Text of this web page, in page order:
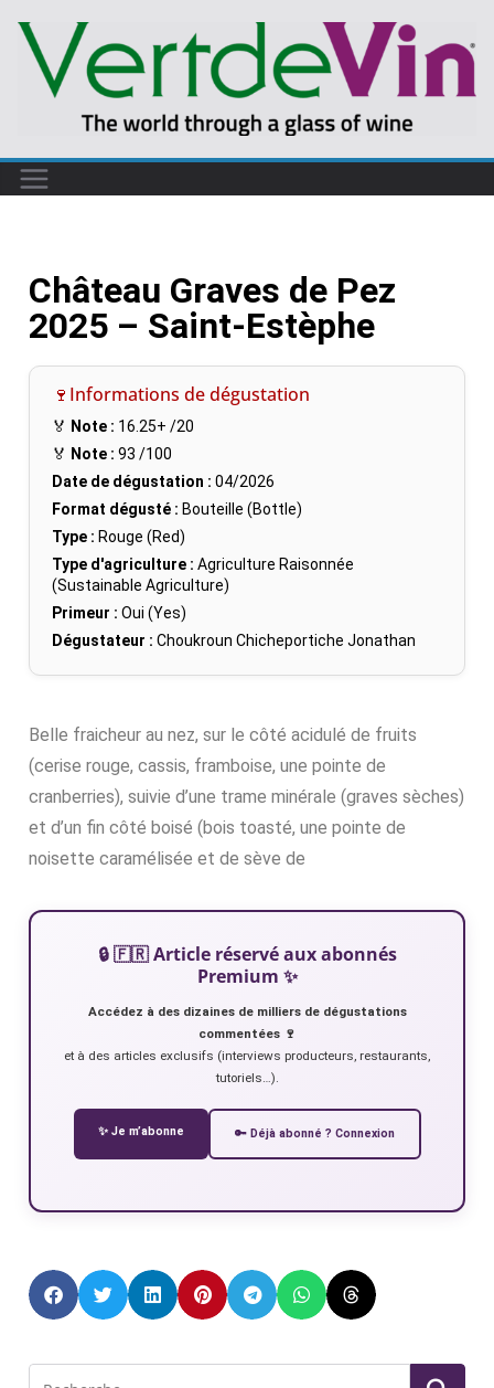
Château Graves de Pez
2025 – Saint-Estèphe
🍷Informations de dégustation
🏅 Note : 16.25+ /20
🏅 Note : 93 /100
Date de dégustation : 04/2026
Format dégusté : Bouteille (Bottle)
Type : Rouge (Red)
Type d'agriculture : Agriculture Raisonnée
(Sustainable Agriculture)
Primeur : Oui (Yes)
Dégustateur : Choukroun Chicheportiche Jonathan
Belle fraicheur au nez, sur le côté acidulé de fruits
(cerise rouge, cassis, framboise, une pointe de
cranberries), suivie d’une trame minérale (graves sèches)
et d’un fin côté boisé (bois toasté, une pointe de
noisette caramélisée et de sève de
🔒 🇫🇷 Article réservé aux abonnés
Premium ✨
Accédez à des dizaines de milliers de dégustations
commentées 🍷
et à des articles exclusifs (interviews producteurs, restaurants,
tutoriels…).
✨ Je m’abonne 🔑 Déjà abonné ? Connexion